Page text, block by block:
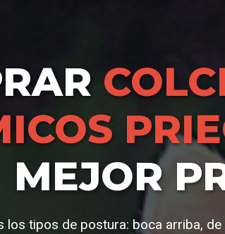
MEJOR
los tipos de postura: boca arriba,